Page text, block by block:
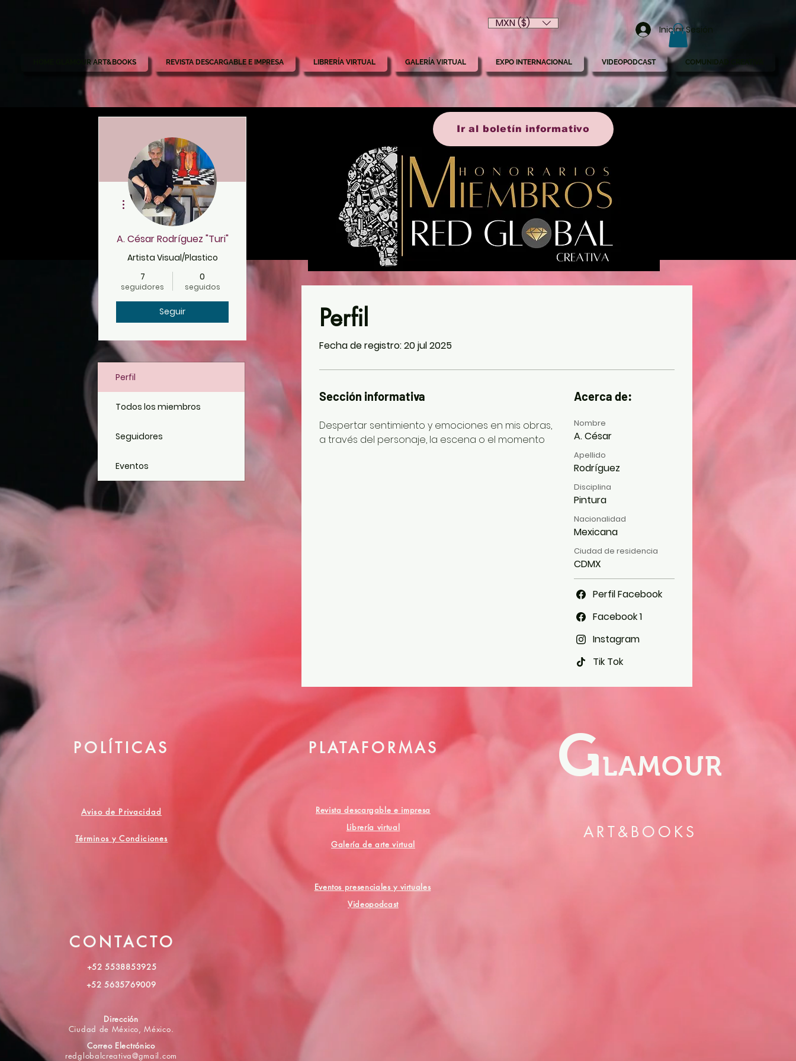
Iniciar Sesión
MXN ($)
HOME GLAMOUR ART&BOOKS REVISTA DESCARGABLE E IMPRESA LIBRERÍA VIRTUAL GALERÍA VIRTUAL EXPO INTERNACIONAL VIDEOPODCAST COMUNIDAD CREATIVA
Ir al boletín informativo
Perfil
Fecha de registro: 20 jul 2025
Sección informativa
Despertar sentimiento y emociones en mis obras,
a través del personaje, la escena o el momento
Acerca de:
Nombre
A. César
Apellido
Rodríguez
Disciplina
Pintura
Nacionalidad
Mexicana
Ciudad de residencia
CDMX
Perfil Facebook
Facebook 1
Instagram
Tik Tok
A. César Rodríguez "Turi"
Artista Visual/Plastico
7
seguidores
0
seguidos
Seguir
Más acciones
Perfil
Todos los miembros
Seguidores
Eventos
POLÍTICAS
Aviso de Privacidad
Términos y Condiciones
PLATAFORMAS
Revista descargable e impresa
Librería virtual
Galería de arte virtual
Eventos presenciales y virtuales
Videopodcast
GLAMOUR
ART&BOOKS
CONTACTO
+52 5538853925
+52 5635769009
Dirección
Ciudad de México, México.
Correo Electrónico
redglobalcreativa@gmail.com